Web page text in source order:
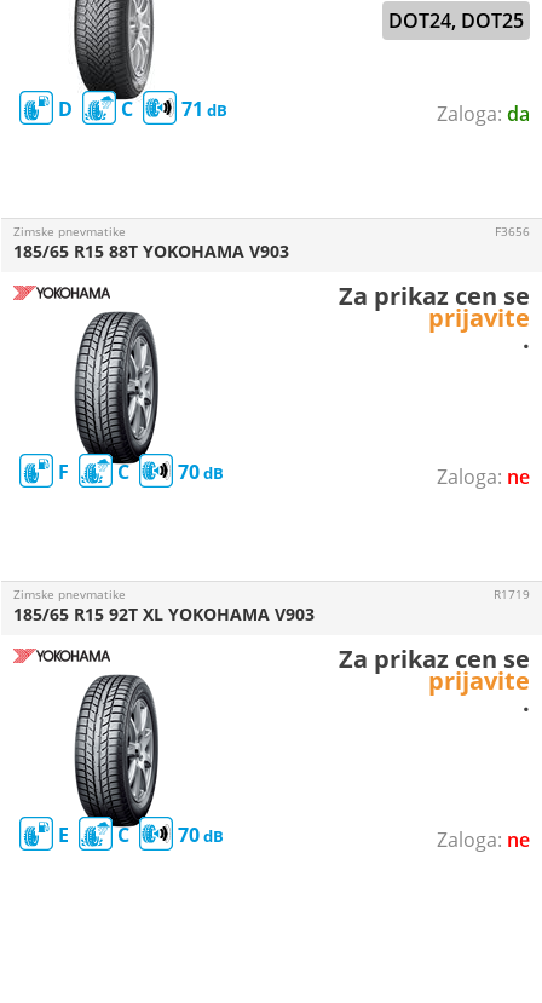
da
D C 71
DOT24, DOT25
ne
Zimske pnevmatike
F C 70
185/65 R15 88T YOKOHAMA V903
F3656
Za prikaz cen se
prijavite
.
ne
Zimske pnevmatike
E C 70
185/65 R15 92T XL YOKOHAMA V903
R1719
Za prikaz cen se
prijavite
.